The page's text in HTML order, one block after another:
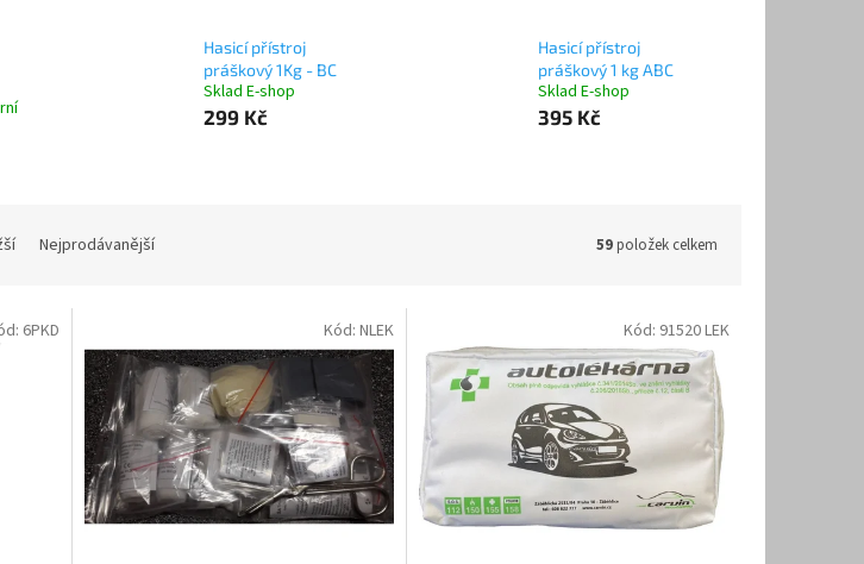
Hasicí přístroj
práškový 1Kg - BC
Sklad E-shop
299 Kč
Hasicí přístroj
práškový 1 kg ABC
Sklad E-shop
395 Kč
Nejprodávanější 59položek celkem
6PKD Kód: NLEK Kód: 91520 LEK